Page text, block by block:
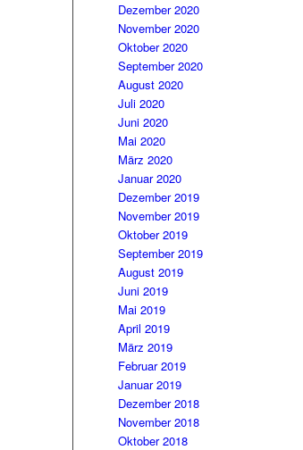
Dezember 2020
November 2020
Oktober 2020
September 2020
August 2020
Juli 2020
Juni 2020
Mai 2020
März 2020
Januar 2020
Dezember 2019
November 2019
Oktober 2019
September 2019
August 2019
Juni 2019
Mai 2019
April 2019
März 2019
Februar 2019
Januar 2019
Dezember 2018
November 2018
Oktober 2018